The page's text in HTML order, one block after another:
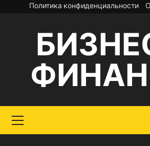
Перейти
содержимому
Политика конфиденциальности
меню